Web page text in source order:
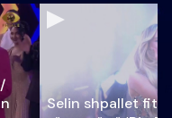
Selin shpallet